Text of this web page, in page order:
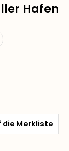
Hafen
die Merkliste